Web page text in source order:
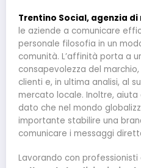
Trentino Social, agenzia
le aziende a comunicare
personale filosofia in un
comunità. L’affinità porta a
consapevolezza del
clienti e, in ultima analisi, al
mercato locale. Inoltre,
dato che nel mondo
importante stabilire una
comunicare i messaggi
Lavorando con professionisti